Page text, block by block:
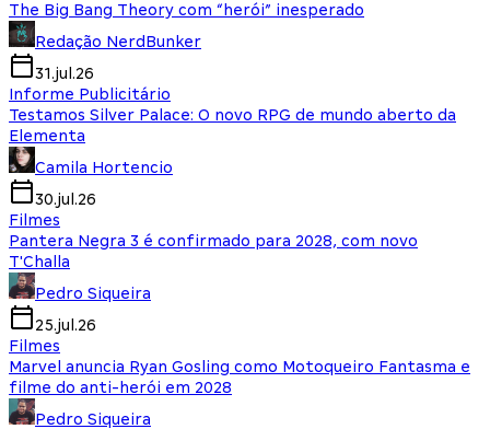
The Big Bang Theory com “herói” inesperado
Redação NerdBunker
31.jul.26
Informe Publicitário
Testamos Silver Palace: O novo RPG de mundo aberto da
Elementa
Camila Hortencio
30.jul.26
Filmes
Pantera Negra 3 é confirmado para 2028, com novo
T'Challa
Pedro Siqueira
25.jul.26
Filmes
Marvel anuncia Ryan Gosling como Motoqueiro Fantasma e
filme do anti-herói em 2028
Pedro Siqueira